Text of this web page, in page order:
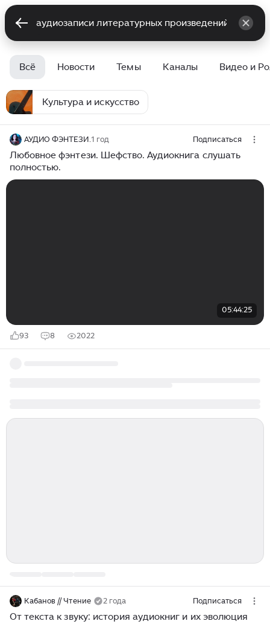
Всё Новости Темы Каналы Видео и
Культура и искусство
АУДИО ФЭНТЕЗИ.1 год Подписаться
Любовное фэнтези. Шефство. Аудиокнига слушать
полностью.
05:44:25
93 8 2022
Кабанов // Чтение 2 года Подписаться
От текста к звуку: история аудиокниг и их эволюция